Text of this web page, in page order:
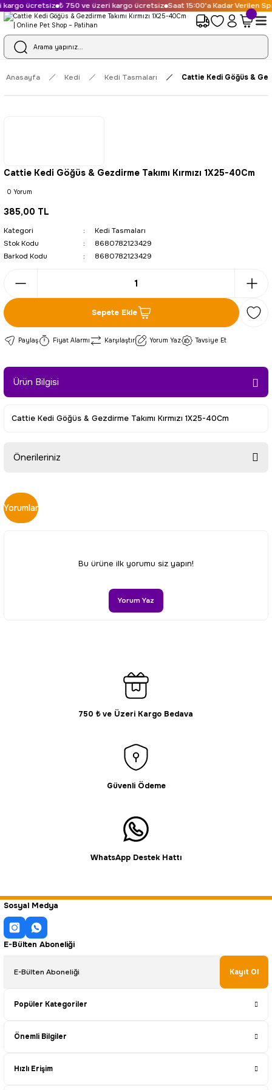
ücretsiz ₺ 750 ve üzeri kargo ücretsiz Saat 15:00'a Kadar Verilen
Anasayfa Kedi Kedi Tasmaları Cattie Kedi Göğüs &
Cattie Kedi Göğüs & Gezdirme Takımı Kırmızı 1X25-40Cm
0 Yorum
385,00 TL
Kategori
Kedi Tasmaları
Stok Kodu
8680782123429
Barkod Kodu
8680782123429
Sepete Ekle
Paylaş Fiyat Alarmı Karşılaştır Yorum Yaz Tavsiye Et
Ürün Bilgisi
Cattie Kedi Göğüs & Gezdirme Takımı Kırmızı 1X25-40Cm
Önerileriniz
Bu ürünün fiyat bilgisi, resim, ürün açıklamalarında ve diğer
konularda yetersiz gördüğünüz noktaları öneri formunu
kullanarak tarafımıza iletebilirsiniz.
Ürün resmi kalitesiz, bozuk veya görüntülenemiyor.
Ürün bilgilerinde hatalar bulunuyor.
Gönder
Yorumlar
Bu ürüne ilk yorumu siz yapın!
Yorum Yaz
750 ₺ ve Üzeri Kargo Bedava
Güvenli Ödeme
WhatsApp Destek Hattı
Sosyal Medya
E-Bülten Aboneliği
Kayıt Ol
Popüler Kategoriler
Önemli Bilgiler
Hızlı Erişim